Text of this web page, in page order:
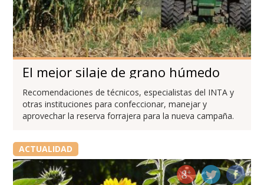
El mejor silaje de grano húmedo
Recomendaciones de técnicos, especialistas del INTA y
otras instituciones para confeccionar, manejar y
aprovechar la reserva forrajera para la nueva campaña.
ACTUALIDAD